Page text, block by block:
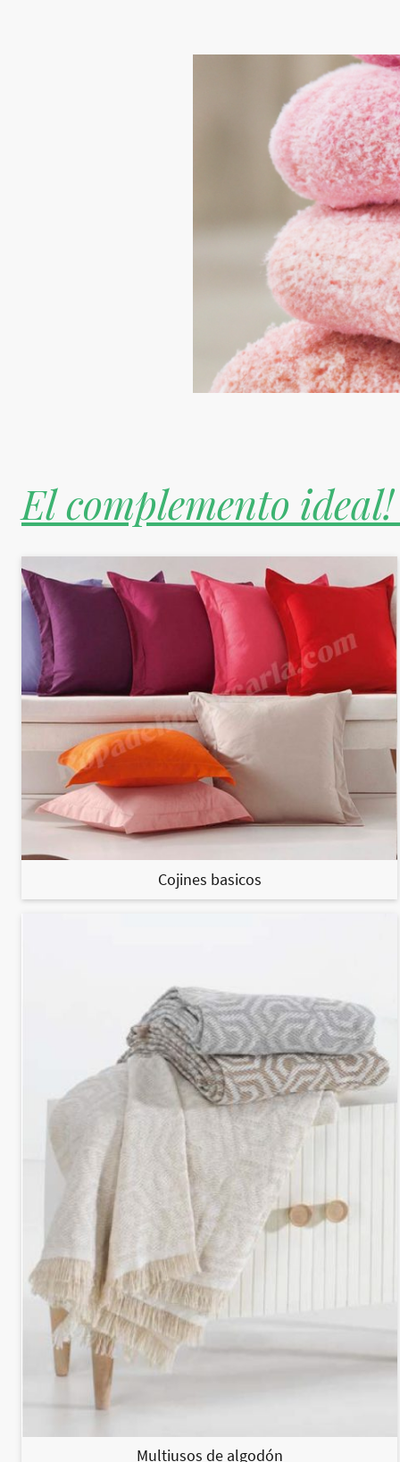
El complemento
Cojines basicos
Multiusos de algodón